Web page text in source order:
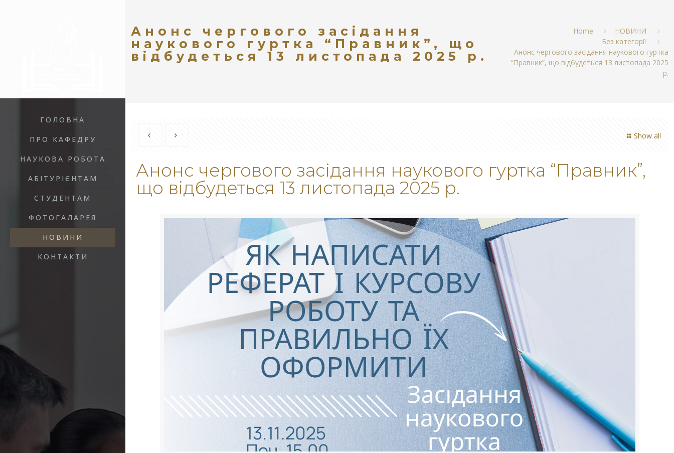
ГОЛОВНА
ПРО КАФЕДРУ
НАУКОВА РОБОТА
АБІТУРІЄНТАМ
СТУДЕНТАМ
ФОТОГАЛАРЕЯ
НОВИНИ
КОНТАКТИ
Анонс чергового засідання
наукового гуртка “Правник”, що
відбудеться 13 листопада 2025 р.
Home
НОВИНИ
Без категорії
Анонс чергового засідання наукового гуртка
“Правник”, що відбудеться 13 листопада 2025
р.
Show all
Анонс чергового засідання наукового гуртка “Правник”,
що відбудеться 13 листопада 2025 р.